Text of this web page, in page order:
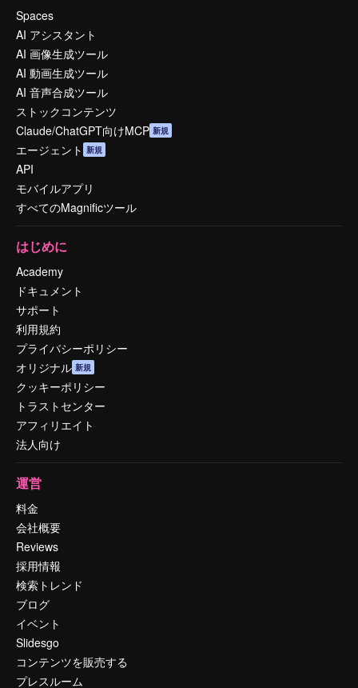
Spaces
AI アシスタント
AI 画像生成ツール
AI 動画生成ツール
AI 音声合成ツール
ストックコンテンツ
Claude/ChatGPT向けMCP 新規
エージェント 新規
API
モバイルアプリ
すべてのMagnificツール
はじめに
Academy
ドキュメント
サポート
利用規約
プライバシーポリシー
オリジナル 新規
クッキーポリシー
トラストセンター
アフィリエイト
法人向け
運営
料金
会社概要
Reviews
採用情報
検索トレンド
ブログ
イベント
Slidesgo
コンテンツを販売する
プレスルーム